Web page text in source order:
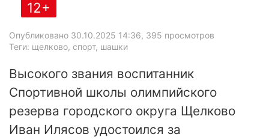
12+
Опубликовано 30.10.2025 14:36, 395 просмотров
Теги: щелково, спорт, шашки
Высокого звания воспитанник
Спортивной школы олимпийского
резерва городского округа Щелково
Иван Илясов удостоился за